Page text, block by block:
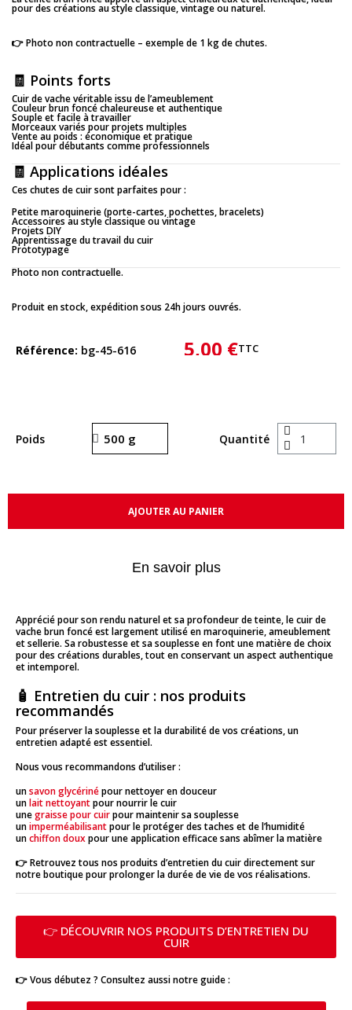
pour des créations au style classique, vintage ou naturel.
👉 Photo non contractuelle – exemple de 1 kg de chutes.
🧾 Points forts
Cuir de vache véritable issu de l’ameublement
Couleur brun foncé chaleureuse et authentique
Souple et facile à travailler
Morceaux variés pour projets multiples
Vente au poids : économique et pratique
Idéal pour débutants comme professionnels
🧾 Applications idéales
Ces chutes de cuir sont parfaites pour :
Petite maroquinerie (porte-cartes, pochettes, bracelets)
Accessoires au style classique ou vintage
Projets DIY
Apprentissage du travail du cuir
Prototypage
Photo non contractuelle.
Produit en stock, expédition sous 24h jours ouvrés.
Référence bg-45-616 5,00 €TTC
Poids Quantité
AJOUTER AU PANIER
En savoir plus
Apprécié pour son rendu naturel et sa profondeur de teinte, le cuir de
vache brun foncé est largement utilisé en maroquinerie, ameublement
et sellerie. Sa robustesse et sa souplesse en font une matière de choix
pour des créations durables, tout en conservant un aspect authentique
et intemporel.
🧴 Entretien du cuir : nos produits
recommandés
Pour préserver la souplesse et la durabilité de vos créations, un
entretien adapté est essentiel.
Nous vous recommandons d’utiliser :
unsavon glycérinépour nettoyer en douceur
unlait nettoyantpour nourrir le cuir
unegraisse pour cuirpour maintenir sa souplesse
unimperméabilisantpour le protéger des taches et de l’humidité
unchiffon douxpour une application efficace sans abîmer la matière
👉 Retrouvez tous nos produits d’entretien du cuir directement sur
notre boutique pour prolonger la durée de vie de vos réalisations.
👉 DÉCOUVRIR NOS PRODUITS D’ENTRETIEN DU
CUIR
👉 Vous débutez ? Consultez aussi notre guide :